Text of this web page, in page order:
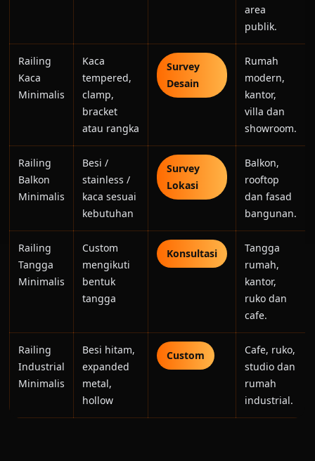
area
publik.
Railing
Kaca
Minimalis
Kaca
tempered,
clamp,
bracket
atau rangka
Survey
Desain
Rumah
modern,
kantor,
villa dan
showroom.
Railing
Balkon
Minimalis
Besi /
stainless /
kaca sesuai
kebutuhan
Survey
Lokasi
Balkon,
rooftop
dan fasad
bangunan.
Railing
Tangga
Minimalis
Custom
mengikuti
bentuk
tangga
Konsultasi
Tangga
rumah,
kantor,
ruko dan
cafe.
Railing
Industrial
Minimalis
Besi hitam,
expanded
metal,
hollow
Custom
Cafe, ruko,
studio dan
rumah
industrial.